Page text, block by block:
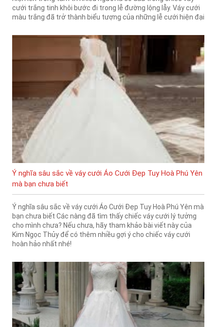
cưới trắng tinh khôi bước đi trong lễ đường lộng lẫy. Váy cưới
màu trắng đã trở thành biểu tượng của những lễ cưới hiện đại
Ý nghĩa sâu sắc về váy cưới Áo Cưới Đẹp Tuy Hoà Phú Yên
mà bạn chưa biết
Ý nghĩa sâu sắc về váy cưới Áo Cưới Đẹp Tuy Hoà Phú Yên mà
bạn chưa biết Các nàng đã tìm thấy chiếc váy cưới lý tưởng
cho mình chưa? Nếu chưa, hãy tham khảo bài viết này của
Kim Ngọc Thủy để có thêm nhiều gợi ý cho chiếc váy cưới
hoàn hảo nhất nhé!